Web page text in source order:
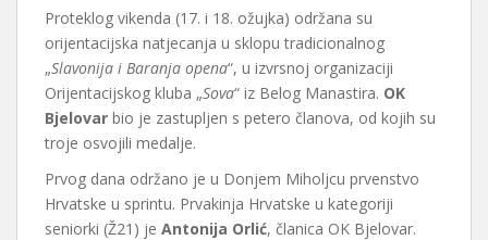
Proteklog vikenda (17. i 18. ožujka) održana su
orijentacijska natjecanja u sklopu tradicionalnog
„Slavonija i Baranja opena“, u izvrsnoj organizaciji
Orijentacijskog kluba „Sova“ iz Belog Manastira. OK
Bjelovar bio je zastupljen s petero članova, od kojih su
troje osvojili medalje.
Prvog dana održano je u Donjem Miholjcu prvenstvo
Hrvatske u sprintu. Prvakinja Hrvatske u kategoriji
seniorki (Ž21) je Antonija Orlić, članica OK Bjelovar.